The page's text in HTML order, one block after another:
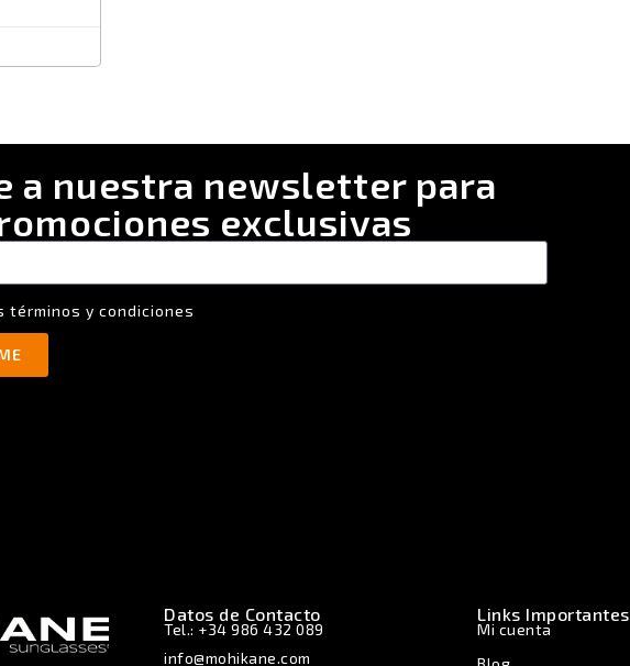
a nuestra newsletter para
exclusivas
términos y condiciones
Datos de Contacto
Tel.: +34 986 432 089
info@mohikane.com
Links Importantes
Mi cuenta